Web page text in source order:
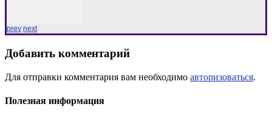
prev next
Добавить комментарий
Для отправки комментария вам необходимо авторизоваться.
Полезная информация